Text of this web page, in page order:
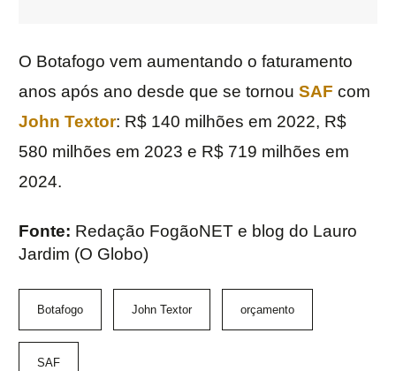
O Botafogo vem aumentando o faturamento
anos após ano desde que se tornou SAF com
John Textor: R$ 140 milhões em 2022, R$
580 milhões em 2023 e R$ 719 milhões em
2024.
Fonte: Redação FogãoNET e blog do Lauro
Jardim (O Globo)
Botafogo John Textor orçamento
SAF